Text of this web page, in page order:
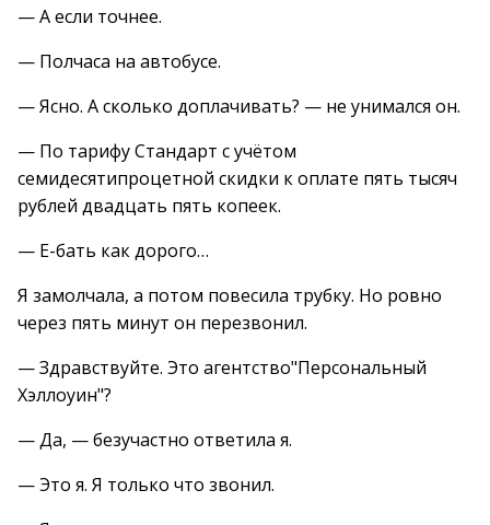
— А если точнее.
— Полчаса на автобусе.
— Ясно. А сколько доплачивать? — не унимался он.
— По тарифу Стандарт с учётом
семидесятипроцетной скидки к оплате пять тысяч
рублей двадцать пять копеек.
— E-бaть как дорого…
Я замолчала, а потом повесила трубку. Но ровно
через пять минут он перезвонил.
— Здравствуйте. Это агентство"Персональный
Хэллоуин"?
— Да, — безучастно ответила я.
— Это я. Я только что звонил.